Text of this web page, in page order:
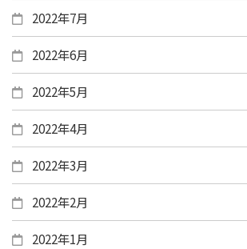
2022年7月
2022年6月
2022年5月
2022年4月
2022年3月
2022年2月
2022年1月